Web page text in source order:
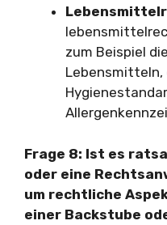
zum Beispiel
Lebensmitteln,
Frage 8: Ist es
oder eine
um rechtliche
einer Backstube